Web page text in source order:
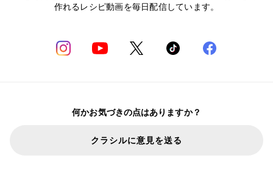
作れるレシピ動画を毎日配信しています。
何かお気づきの点はありますか？
クラシルに意見を送る